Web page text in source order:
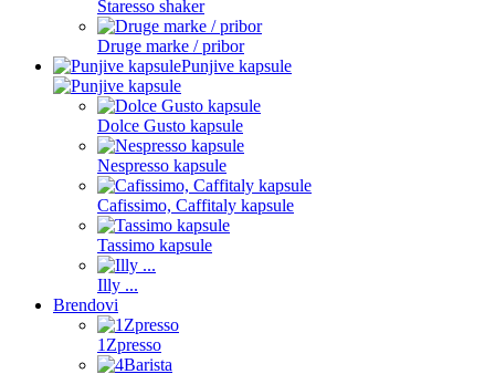
Staresso shaker
Druge marke / pribor
Punjive kapsule
Dolce Gusto kapsule
Nespresso kapsule
Cafissimo, Caffitaly kapsule
Tassimo kapsule
Illy ...
Brendovi
1Zpresso